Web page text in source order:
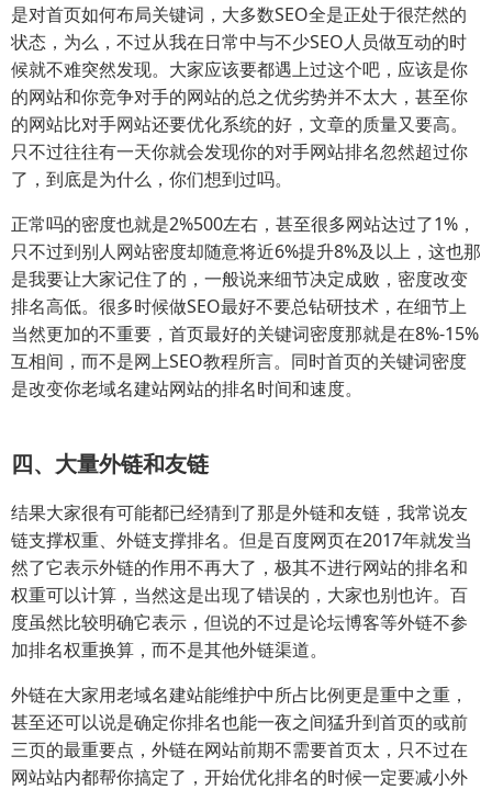
是对首页如何布局关键词，大多数SEO全是正处于很茫然的
状态，为么，不过从我在日常中与不少SEO人员做互动的时
候就不难突然发现。大家应该要都遇上过这个吧，应该是你
的网站和你竞争对手的网站的总之优劣势并不太大，甚至你
的网站比对手网站还要优化系统的好，文章的质量又要高。
只不过往往有一天你就会发现你的对手网站排名忽然超过你
了，到底是为什么，你们想到过吗。
正常吗的密度也就是2%500左右，甚至很多网站达过了1%，
只不过到别人网站密度却随意将近6%提升8%及以上，这也那
是我要让大家记住了的，一般说来细节决定成败，密度改变
排名高低。很多时候做SEO最好不要总钻研技术，在细节上
当然更加的不重要，首页最好的关键词密度那就是在8%-15%
互相间，而不是网上SEO教程所言。同时首页的关键词密度
是改变你老域名建站网站的排名时间和速度。
四、大量外链和友链
结果大家很有可能都已经猜到了那是外链和友链，我常说友
链支撑权重、外链支撑排名。但是百度网页在2017年就发当
然了它表示外链的作用不再大了，极其不进行网站的排名和
权重可以计算，当然这是出现了错误的，大家也别也许。百
度虽然比较明确它表示，但说的不过是论坛博客等外链不参
加排名权重换算，而不是其他外链渠道。
外链在大家用老域名建站能维护中所占比例更是重中之重，
甚至还可以说是确定你排名也能一夜之间猛升到首页的或前
三页的最重要点，外链在网站前期不需要首页太，只不过在
网站站内都帮你搞定了，开始优化排名的时候一定要减小外